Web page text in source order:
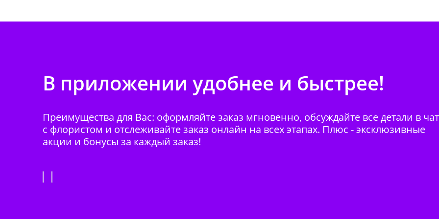
В приложении удобнее и быстрее!
Преимущества для Вас: оформляйте заказ мгновенно, обсуждайте все детали в
с флористом и отслеживайте заказ онлайн на всех этапах. Плюс - эксклюзивные
акции и бонусы за каждый заказ!